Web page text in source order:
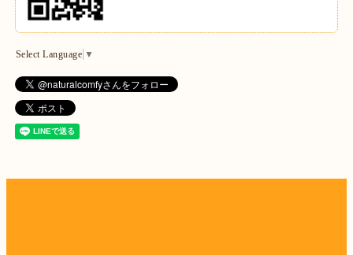
Select Language ▼